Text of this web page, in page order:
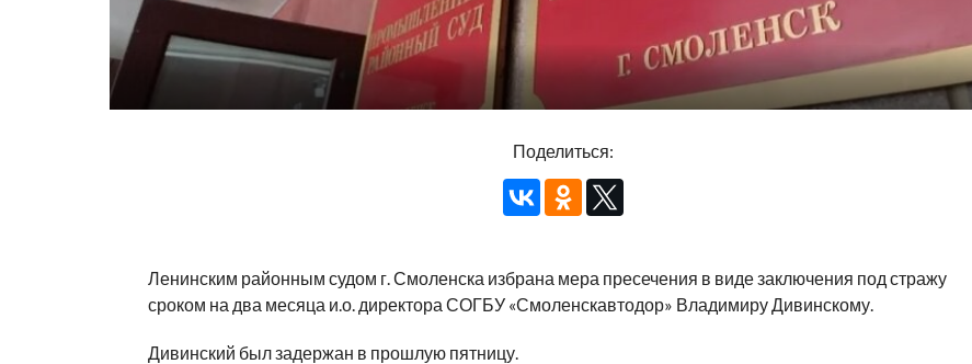
Поделиться:
Ленинским районным судом г. Смоленска избрана мера пресечения в виде заключения под стражу
сроком на два месяца и.о. директора СОГБУ «Смоленскавтодор» Владимиру Дивинскому.
Дивинский был задержан в прошлую пятницу.